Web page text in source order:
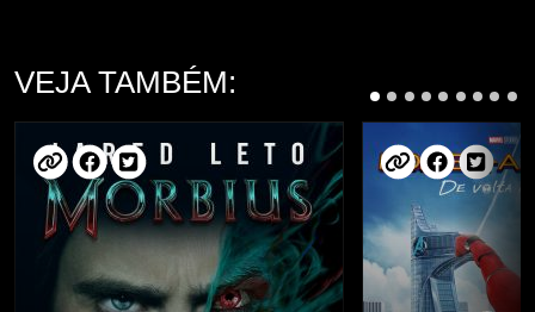
VEJA TAMBÉM: